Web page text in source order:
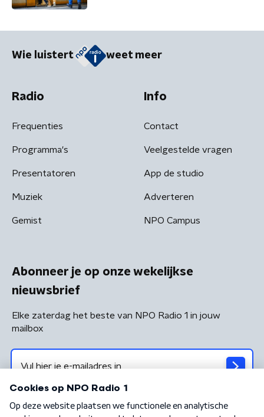
Wie luistert weet meer
Radio
Frequenties
Programma's
Presentatoren
Muziek
Gemist
Info
Contact
Veelgestelde vragen
App de studio
Adverteren
NPO Campus
Abonneer je op onze wekelijkse
nieuwsbrief
Elke zaterdag het beste van NPO Radio 1 in jouw
mailbox